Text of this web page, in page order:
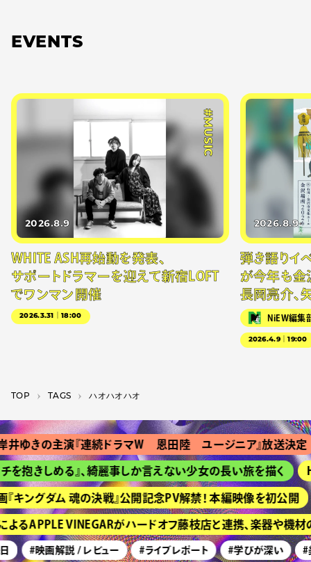
EVENTS
#MUSIC
2026.8.9
WHITE ASH再始動を発表、
サポートドラマーを迎えて新宿LOFT
でワンマン開催
2026.3.31｜18:00
2026.8.9
弾き語りイ
が今年も金
長岡亮介、
NiEW編集
2026.4.9｜19:00
TOP T­A­G­S ハオハオハオ
ゆきの主演『連続ドラマＷ 恩田陸 ユージニア』放送決定
抱きしめる』、綺麗事しか言えない少女の長い旅を描く
ングダム 魂の決戦』公開記念PV解禁！ 本編映像を初公開
るAPPLE VINEGARがハードオフ藤枝店と連携、楽器や機材
#映画解説 / レビュー #ライブレポート #学びが深い #